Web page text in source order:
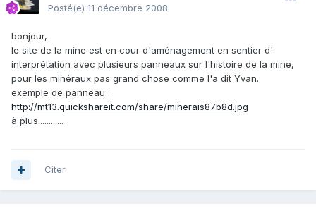
Posté(e) 11 décembre 2008
bonjour,
le site de la mine est en cour d'aménagement en sentier d'
interprétation avec plusieurs panneaux sur l'histoire de la mine,
pour les minéraux pas grand chose comme l'a dit Yvan.
exemple de panneau :
http://mt13.quickshareit.com/share/minerais87b8d.jpg
à plus............
Citer